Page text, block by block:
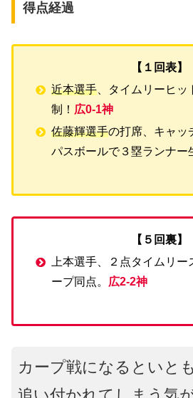
得点経過
【１回表】
近本選手 、タイムリーヒ
制！ 広0-1神
佐藤輝選手の打席、キャッ
パスボールで３塁ランナー
【５回裏】
上本選手、２点タイムリ
ープ同点。 広2-2神
カープ戦になるといと